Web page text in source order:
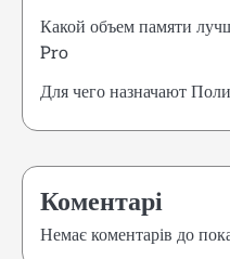
Какой объем памяти
Pro
Для чего назначают
Коментарі
Немає коментарів до